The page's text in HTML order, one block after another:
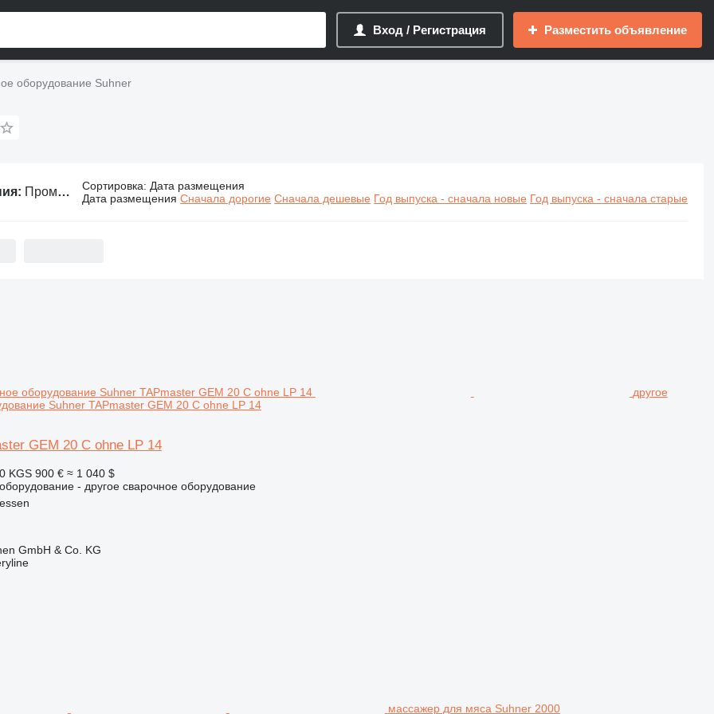
Вход / Регистрация Разместить объявление
оборудование Suhner
Промышленное оборудование Suhner Сортировка: Дата размещения
Дата размещения Сначала дорогие Сначала дешевые Год выпуска - сначала новые Год выпуска - сначала старые
другое
Suhner TAPmaster GEM 20 C ohne LP 14
GEM 20 C ohne LP 14
KGS 900 € ≈ 1 040 $
- другое сварочное оборудование
GmbH & Co. KG
массажер для мяса Suhner 2000